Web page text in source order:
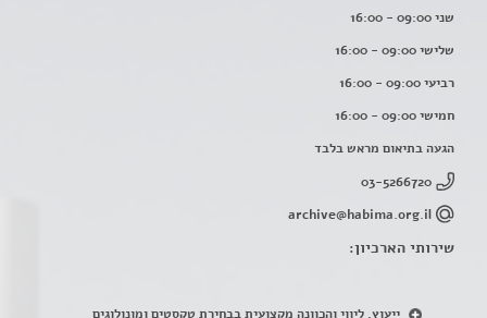
שני 09:00 - 16:00
שלישי 09:00 - 16:00
רביעי 09:00 - 16:00
חמישי 09:00 - 16:00
הגעה בתיאום מראש בלבד
03-5266720
archive@habima.org.il
שירותי הארכיון:
ייעוץ, ליווי והכוונה מקצועית בבחירת טקסטים ומונולוגים